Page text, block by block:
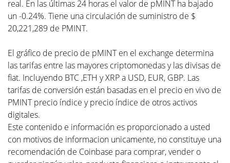
real. En las últimas 24 horas el valor de pMINT ha bajado
un -0.24%. Tiene una circulación de suministro de $
20,221,289 de PMINT.
El gráfico de precio de pMINT en el exchange determina
las tarifas entre las mayores criptomonedas y las divisas de
fiat. Incluyendo BTC ,ETH y XRP a USD, EUR, GBP. Las
tarifas de conversión están basadas en el precio en vivo de
PMINT precio índice y precio índice de otros activos
digitales.
Este contenido e información es proporcionado a usted
con motivos de informacion unicamente, no constituye una
recomendación de Coinbase para comprar, vender o